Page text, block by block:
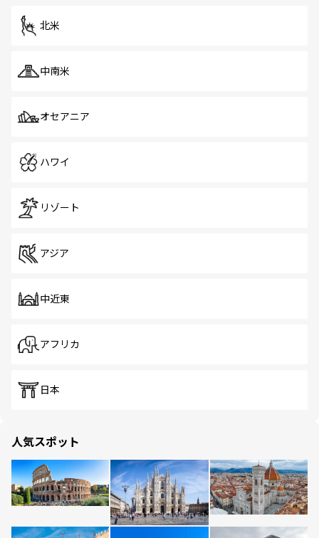
北米
中南米
オセアニア
ハワイ
リゾート
アジア
中近東
アフリカ
日本
人気スポット